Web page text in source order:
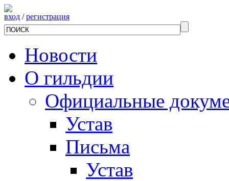
вход /регистрация
Новости
О гильдии
Официальные
Устав
Письма
Устав